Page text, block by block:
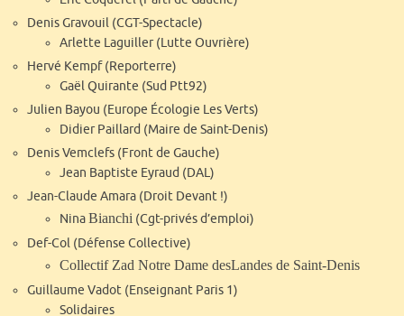
Denis Gravouil (CGT-Spectacle)
Arlette Laguiller (Lutte Ouvrière)
Hervé Kempf (Reporterre)
Gaël Quirante (Sud Ptt92)
Julien Bayou (Europe Écologie Les Verts)
Didier Paillard (Maire de Saint-Denis)
Denis Vemclefs (Front de Gauche)
Jean Baptiste Eyraud (DAL)
Jean-Claude Amara (Droit Devant !)
NinaBianchi(Cgt-privés d’emploi)
Def-Col (Défense Collective)
Collectif Zad Notre Dame desLandes de Saint-Denis
Guillaume Vadot (Enseignant Paris 1)
Solidaires